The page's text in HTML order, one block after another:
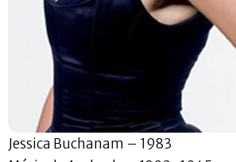
Jessica Buchanam – 1983